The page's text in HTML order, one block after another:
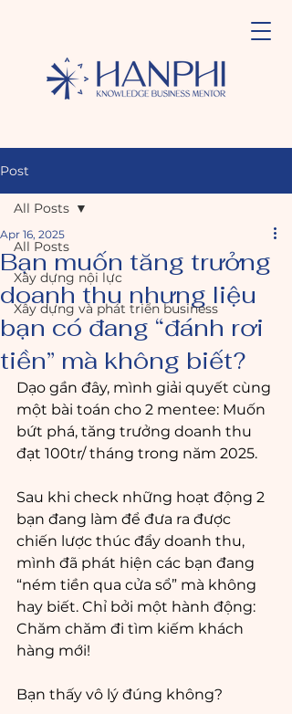
Post
All Posts
Xây dựng nội lực
Xây dựng và phát triển business
All Posts
Bạn muốn tăng trưởng
doanh thu nhưng liệu
bạn có đang “đánh rơi
tiền” mà không biết?
Apr 16, 2025
Dạo gần đây, mình giải quyết cùng
một bài toán cho 2 mentee: Muốn
bứt phá, tăng trưởng doanh thu
đạt 100tr/ tháng trong năm 2025.
Sau khi check những hoạt động 2
bạn đang làm để đưa ra được
chiến lược thúc đẩy doanh thu,
mình đã phát hiện các bạn đang
“ném tiền qua cửa sổ” mà không
hay biết. Chỉ bởi một hành động:
Chăm chăm đi tìm kiếm khách
hàng mới!
Bạn thấy vô lý đúng không?